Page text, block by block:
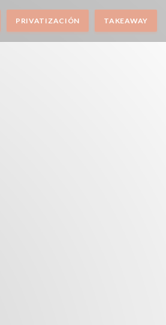
PRIVATIZACIÓN TAKEAWAY